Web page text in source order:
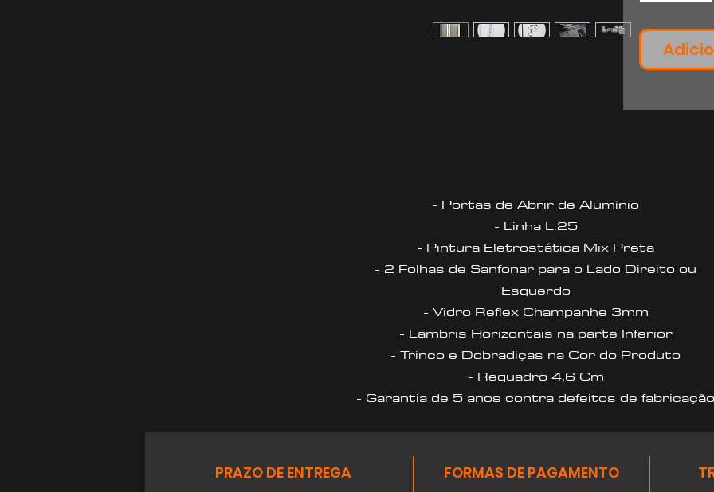
- Portas de Abrir de Alumínio
- Linha L.25
- Pintura Eletrostática Mix Preta
- 2 Folhas de Sanfonar para o Lado Direito ou
Esquerdo
- Vidro Reflex Champanhe 3mm
- Lambris Horizontais na parte Inferior
- Trinco e Dobradiças na Cor do Produto
- Requadro 4,6 Cm
- Garantia de 5 anos contra defeitos de fabricação
PRAZO DE ENTREGA FORMAS DE PAGAMENTO